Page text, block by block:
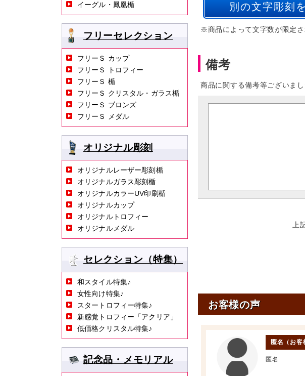
※商品によって文字数が限定
備考
商品に関する備考等ございまし
上
お客様の声
匿名（お客
匿名
イーグル・鳳凰楯
フリーセレクション
フリーＳ カップ
フリーＳ トロフィー
フリーＳ 楯
フリーＳ クリスタル・ガラス楯
フリーＳ ブロンズ
フリーＳ メダル
オリジナル彫刻
オリジナルレーザー彫刻楯
オリジナルガラス彫刻楯
オリジナルカラーUV印刷楯
オリジナルカップ
オリジナルトロフィー
オリジナルメダル
セレクション（特集）
和スタイル特集♪
女性向け特集♪
スタートロフィー特集♪
新感覚トロフィー「アクリア」
低価格クリスタル特集♪
記念品・メモリアル